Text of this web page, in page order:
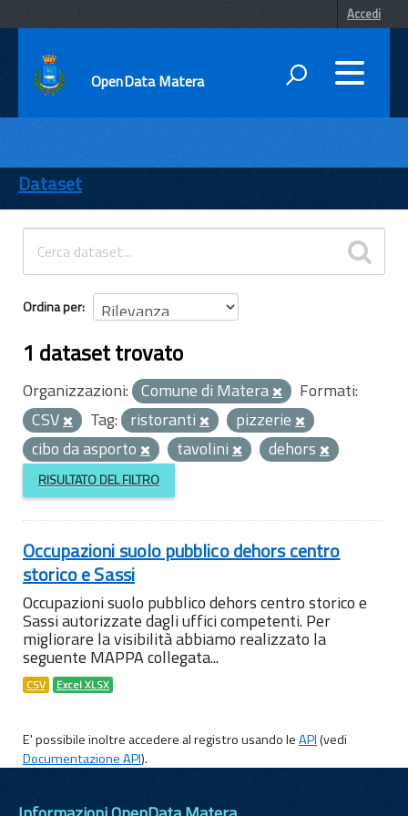
Accedi
OpenData Matera
ENTI
TEMI
INFORMAZIONI
Dataset
Ordina per
1 dataset trovato
Organizzazioni: Comune di Matera
Formati:
CSV
Tag: ristoranti
pizzerie
cibo da asporto
tavolini dehors
RISULTATO DEL FILTRO
Occupazioni suolo pubblico dehors centro
storico e Sassi
Occupazioni suolo pubblico dehors centro storico e
Sassi autorizzate dagli uffici competenti. Per
migliorare la visibilità abbiamo realizzato la
seguente MAPPA collegata...
CSV Excel XLSX
E' possibile inoltre accedere al registro usando leAPI(vedi
Documentazione API).